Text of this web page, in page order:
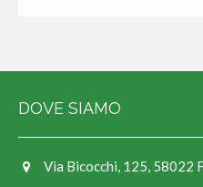
DOVE SIAMO
Via Bicocchi, 125, 58022